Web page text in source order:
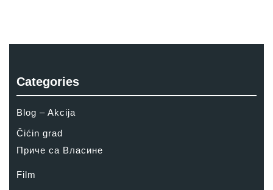
Categories
Blog – Akcija
Čićin grad
Приче са Власине
Film